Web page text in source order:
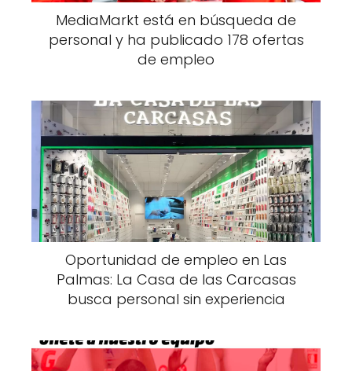
MediaMarkt está en búsqueda de
personal y ha publicado 178 ofertas
de empleo
Oportunidad de empleo en Las
Palmas: La Casa de las Carcasas
busca personal sin experiencia